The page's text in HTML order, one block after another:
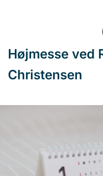
Højmesse ved
Christensen